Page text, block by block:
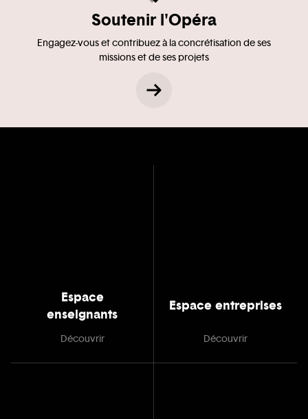
Soutenir l'Opéra
Engagez-vous et contribuez à la concrétisation de ses
missions et de ses projets
Espace
enseignants
Découvrir
Espace entreprises
Découvrir